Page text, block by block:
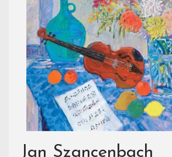
Jan Szancenbach